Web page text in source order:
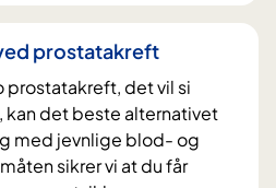
prostatakreft
prostatakreft, det vil si
kan det beste alternativet
med jevnlige blod- og
sikrer vi at du får